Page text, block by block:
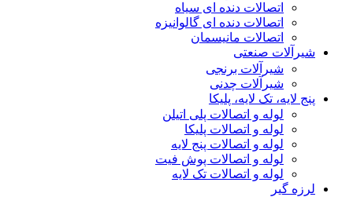
اتصالات دنده ای سیاه
اتصالات دنده ای گالوانیزه
اتصالات مانیسمان
شیرآلات صنعتی
شیرآلات برنجی
شیرآلات چدنی
پنج لایه، تک لایه، پلیکا
لوله و اتصالات پلی اتیلن
لوله و اتصالات پلیکا
لوله و اتصالات پنج لایه
لوله و اتصالات پوش فیت
لوله و اتصالات تک لایه
لرزه گیر